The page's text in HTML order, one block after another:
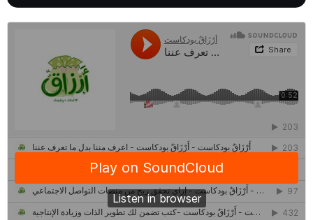
عم عوض| قصة كفاح بائع كتب تبدأ بالأُمية
أقدم مطحن بن في مصر| يكشف لنا أسرار صناعة البن
حصاد 2022 لمشروع "رواد 2030″